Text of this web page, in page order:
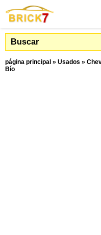
Buscar
página principal » Usados »
Bío